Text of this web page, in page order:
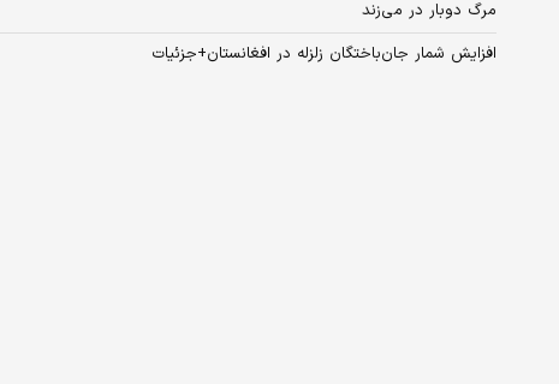
مرگ دوبار در می‌زند
افزایش شمار جان‌باختگان زلزله در افغانستان+جزئیات